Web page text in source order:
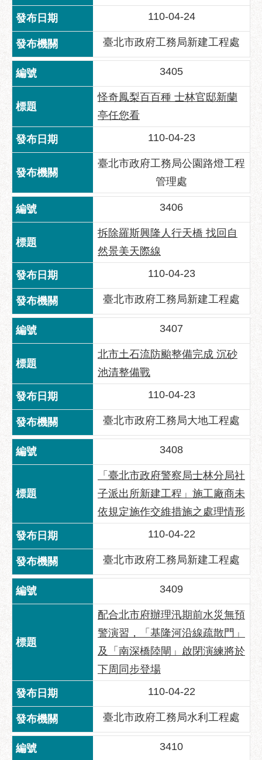
道
路
挖
掘
資
訊
聯
發
包
心
獎
勵
補
助
區
網
站
導
覽
回
首
頁
English
台
北
通
北
務
通
常
見
問
答
語
詞
陳
情
系
統
政
110-04-24
臺北市政府工務局新建工程處
3405
怪奇鳳梨百百種 士林官邸新蘭
亭任您看
110-04-23
臺北市政府工務局公園路燈工程
管理處
3406
拆除羅斯興隆人行天橋 找回自
然景美天際線
110-04-23
臺北市政府工務局新建工程處
3407
北市土石流防颱整備完成 沉砂
池清整備戰
110-04-23
臺北市政府工務局大地工程處
3408
「臺北市政府警察局士林分局社
子派出所新建工程」施工廠商未
依規定施作交維措施之處理情形
110-04-22
臺北市政府工務局新建工程處
3409
配合北市府辦理汛期前水災無預
警演習，「基隆河沿線疏散門」
及「南深橋陸閘」啟閉演練將於
下周同步登場
110-04-22
臺北市政府工務局水利工程處
3410